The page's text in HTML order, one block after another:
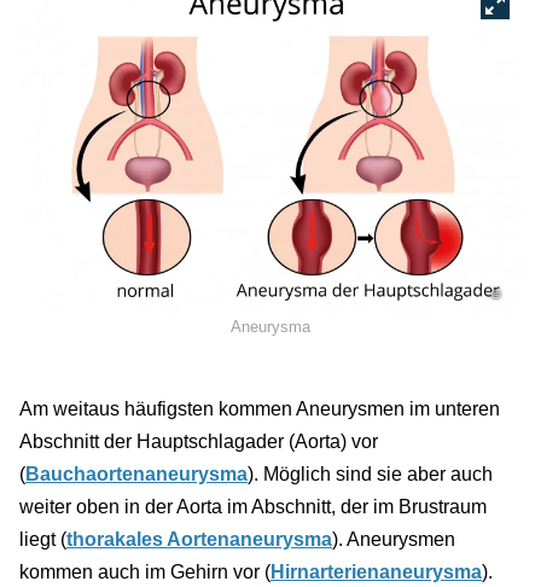
©
Aneurysma
Am weitaus häufigsten kommen Aneurysmen im unteren
Abschnitt der Hauptschlagader (Aorta) vor
(Bauchaortenaneurysma). Möglich sind sie aber auch
weiter oben in der Aorta im Abschnitt, der im Brustraum
liegt (thorakales Aortenaneurysma). Aneurysmen
kommen auch im Gehirn vor (Hirnarterienaneurysma).